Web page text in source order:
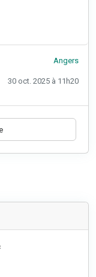
Angers
30 oct. 2025 à 11h20